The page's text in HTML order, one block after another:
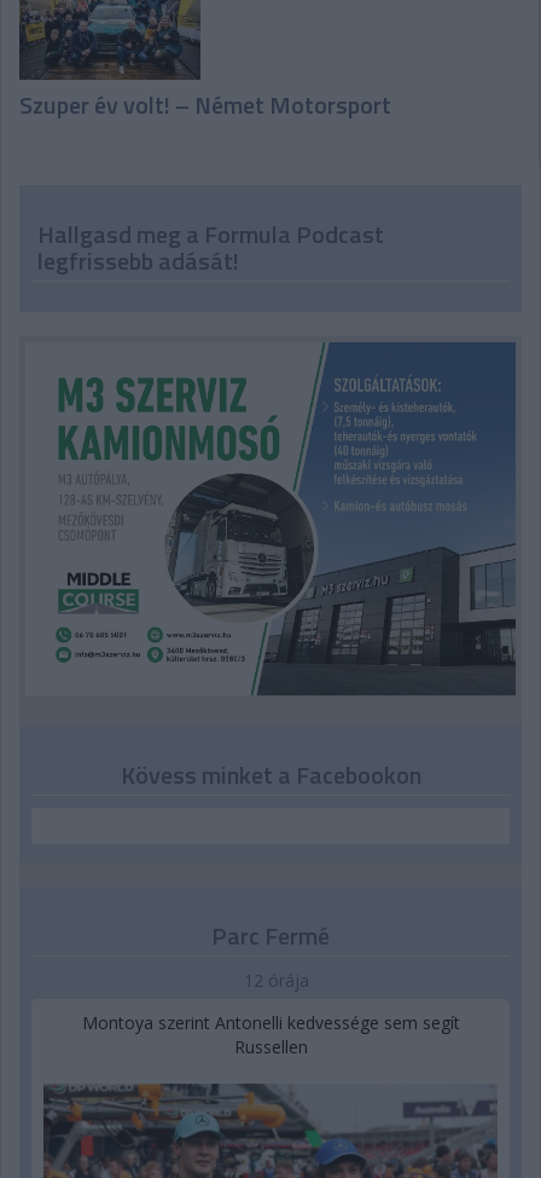
Szuper év volt! – Német Motorsport
Hallgasd meg a Formula Podcast
legfrissebb adását!
Kövess minket a Facebookon
Parc Fermé
12 órája
Montoya szerint Antonelli kedvessége sem segít
Russellen